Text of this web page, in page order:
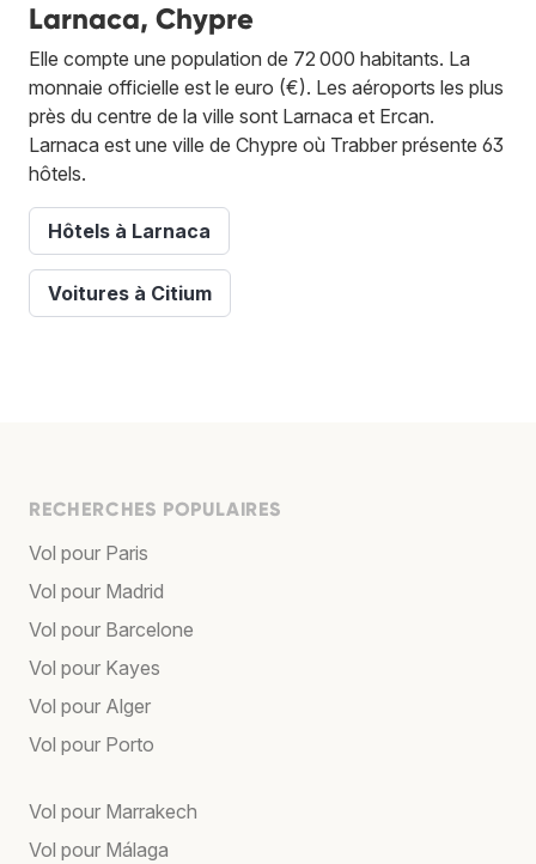
Larnaca, Chypre
Elle compte une population de 72 000 habitants. La
monnaie officielle est le euro (€). Les aéroports les plus
près du centre de la ville sont Larnaca et Ercan.
Larnaca est une ville de Chypre où Trabber présente 63
hôtels.
Hôtels à Larnaca
Voitures à Citium
RECHERCHES POPULAIRES
Vol pour Paris
Vol pour Madrid
Vol pour Barcelone
Vol pour Kayes
Vol pour Alger
Vol pour Porto
Vol pour Marrakech
Vol pour Málaga